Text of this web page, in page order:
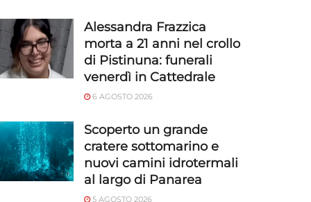
Alessandra Frazzica
morta a 21 anni nel crollo
di Pistinuna: funerali
venerdì in Cattedrale
6 AGOSTO 2026
Scoperto un grande
cratere sottomarino e
nuovi camini idrotermali
al largo di Panarea
5 AGOSTO 2026